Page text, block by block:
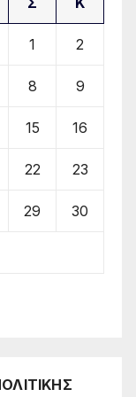
1 2
8 9
15 16
22 23
29 30